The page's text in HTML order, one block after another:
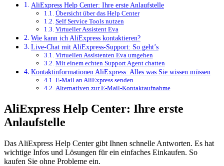
AliExpress Help Center: Ihre erste Anlaufstelle
Übersicht über das Help Center
Self Service Tools nutzen
Virtueller Assistent Eva
Wie kann ich AliExpress kontaktieren?
Live-Chat mit AliExpress-Support: So geht’s
Virtuellen Assistenten Eva umgehen
Mit einem echten Support Agent chatten
Kontaktinformationen AliExpress: Alles was Sie wissen müssen
E-Mail an AliExpress senden
Alternativen zur E-Mail-Kontaktaufnahme
AliExpress Help Center: Ihre erste
Anlaufstelle
Das AliExpress Help Center gibt Ihnen schnelle Antworten. Es hat
wichtige Infos und Lösungen für ein einfaches Einkaufen. So
kaufen Sie ohne Probleme ein.